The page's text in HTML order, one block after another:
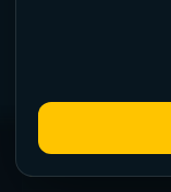
Formati Kit social
—